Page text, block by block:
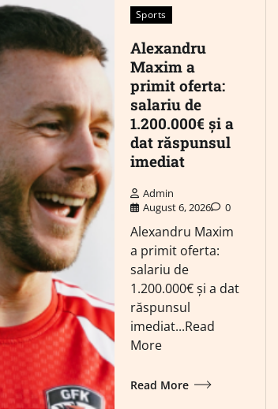
Sports
Alexandru
Maxim a
primit oferta:
salariu de
1.200.000€ și a
dat răspunsul
imediat
Admin
August 6, 2026
0
Alexandru Maxim
a primit oferta:
salariu de
1.200.000€ și a dat
răspunsul
imediat...Read
More
Read More